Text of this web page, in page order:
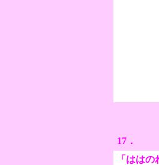
17．
「はは